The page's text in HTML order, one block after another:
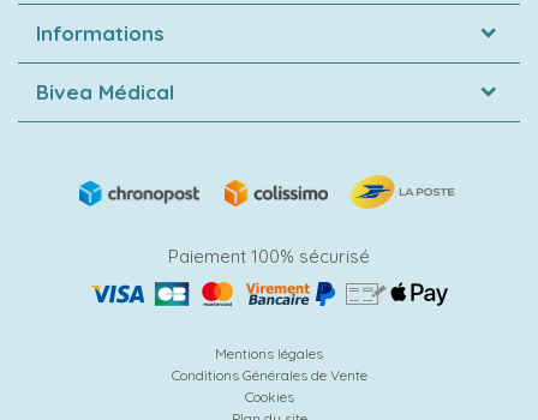
Informations
Bivea Médical
Paiement 100% sécurisé
Mentions légales
Conditions Générales de Vente
Cookies